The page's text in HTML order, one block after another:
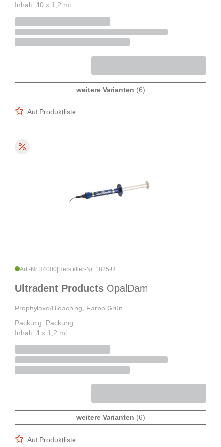
Inhalt: 40 x 1,2 ml
weitere Varianten (6)
Auf Produktliste
Art.-Nr. 34000 Hersteller-Nr. 1825-U
Ultradent Products OpalDam
Prophylaxe/Bleaching, Farbe Grün
Packung: Packung
Inhalt: 4 x 1,2 ml
weitere Varianten (6)
Auf Produktliste